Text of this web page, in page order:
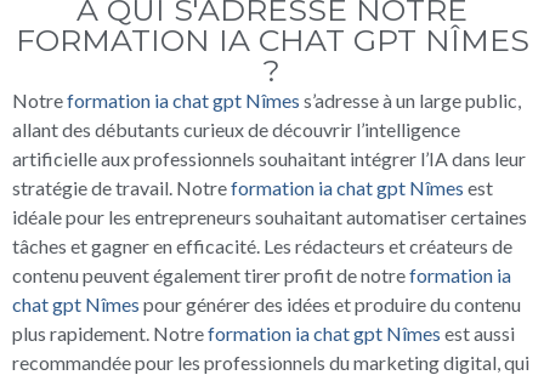
À QUI S'ADRESSE NOTRE
FORMATION IA CHAT GPT NÎMES
?
Notreformation ia chat gpt Nîmes s’adresse à un large public,
allant des débutants curieux de découvrir l’intelligence
artificielle aux professionnels souhaitant intégrer l’IA dans leur
stratégie de travail. Notreformation ia chat gpt Nîmes est
idéale pour les entrepreneurs souhaitant automatiser certaines
tâches et gagner en efficacité. Les rédacteurs et créateurs de
contenu peuvent également tirer profit de notreformation ia
chat gpt Nîmes pour générer des idées et produire du contenu
plus rapidement. Notreformation ia chat gpt Nîmes est aussi
recommandée pour les professionnels du marketing digital, qui